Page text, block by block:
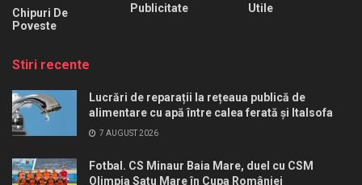
Chipuri De
Poveste
Publicitate
Utile
Stiri recente
Lucrări de reparații la rețeaua publică de
alimentare cu apă între calea ferată și Italsofa
7 AUGUST 2026
Fotbal. CS Minaur Baia Mare, duel cu CSM
Olimpia Satu Mare în Cupa României